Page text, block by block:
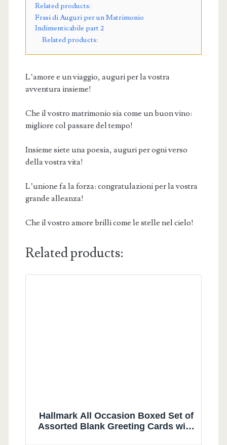
Related products:
Frasi di Auguri per un Matrimonio
Indimenticabile part 2
Related products:
L’amore e un viaggio, auguri per la vostra
avventura insieme!
Che il vostro matrimonio sia come un buon vino:
migliore col passare del tempo!
Insieme siete una poesia, auguri per ogni verso
della vostra vita!
L’unione fa la forza: congratulazioni per la vostra
grande alleanza!
Che il vostro amore brilli come le stelle nel cielo!
Related products:
Hallmark All Occasion Boxed Set of
Assorted Blank Greeting Cards with